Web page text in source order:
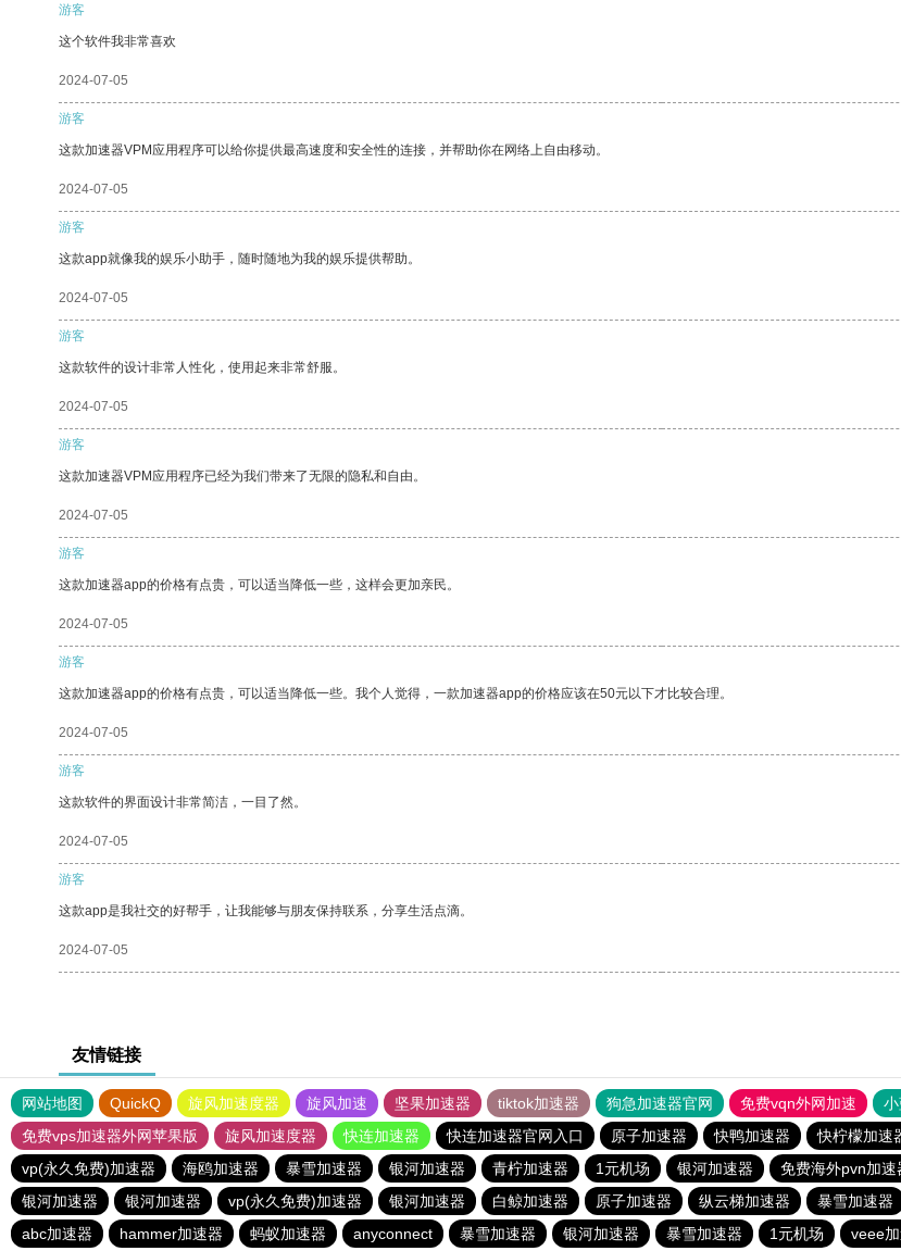
游客
这个软件我非常喜欢
2024-07-05
游客
这款加速器VPM应用程序可以给你提供最高速度和安全性的连接，并帮助你在网络上自由移动。
2024-07-05
游客
这款app就像我的娱乐小助手，随时随地为我的娱乐提供帮助。
2024-07-05
游客
这款软件的设计非常人性化，使用起来非常舒服。
2024-07-05
游客
这款加速器VPM应用程序已经为我们带来了无限的隐私和自由。
2024-07-05
游客
这款加速器app的价格有点贵，可以适当降低一些，这样会更加亲民。
2024-07-05
游客
这款加速器app的价格有点贵，可以适当降低一些。我个人觉得，一款加速器app的价格应该在50元以下才比较合理。
2024-07-05
游客
这款软件的界面设计非常简洁，一目了然。
2024-07-05
游客
这款app是我社交的好帮手，让我能够与朋友保持联系，分享生活点滴。
2024-07-05
友情链接
网站地图 QuickQ 旋风加速度器 旋风加速 坚果加速器 tiktok加速器 狗急加速器官网 免费vqn外网加速
免费vps加速器外网苹果版
旋风加速度器 快连加速器 快连加速器官网入口 原子加速器 快鸭加速器 快柠檬加速
vp(永久免费)加速器
海鸥加速器 暴雪加速器 银河加速器 青柠加速器 1元机场 银河加速器 免费海外pvn加速
银河加速器
银河加速器 vp(永久免费)加速器 银河加速器 白鲸加速器 原子加速器 纵云梯加速器 暴雪加速器
abc加速器
hammer加速器 蚂蚁加速器 anyconnect 暴雪加速器 银河加速器 暴雪加速器 1元机场 veee